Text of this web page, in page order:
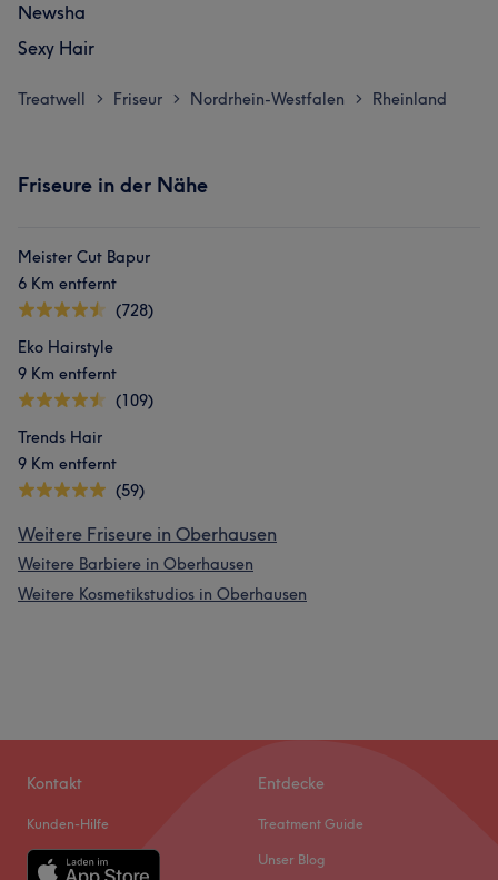
Newsha
Sexy Hair
Treatwell > Friseur > Nordrhein-Westfalen > Rheinland
Friseure in der Nähe
Meister Cut Bapur
6 Km entfernt
(728)
Eko Hairstyle
9 Km entfernt
(109)
Trends Hair
9 Km entfernt
(59)
Weitere Friseure in Oberhausen
Weitere Barbiere in Oberhausen
Weitere Kosmetikstudios in Oberhausen
Kontakt
Kunden-Hilfe
Entdecke
Treatment Guide
Unser Blog